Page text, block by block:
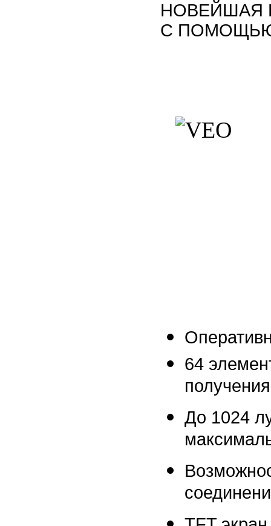
НОВЕЙШАЯ
С
64
До 1024